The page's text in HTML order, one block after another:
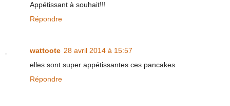
Appétissant à souhait!!!
Répondre
wattoote 28 avril 2014 à 15:57
elles sont super appétissantes ces pancakes
Répondre